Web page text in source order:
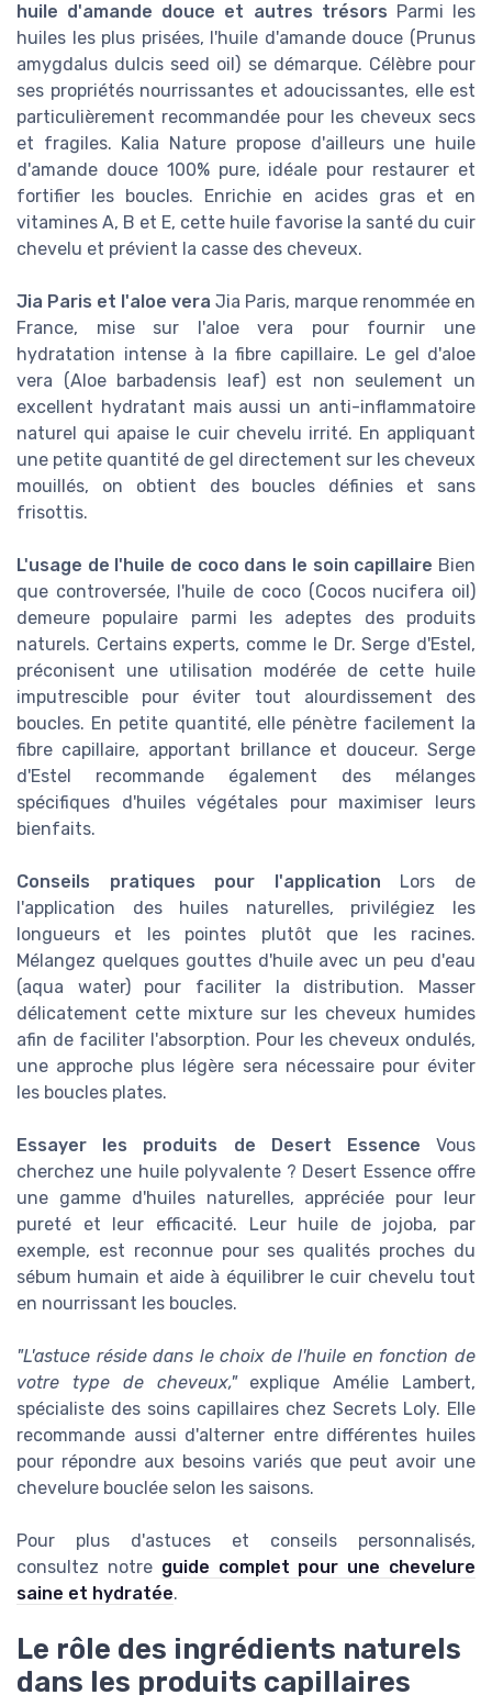
huile d'amande douce et autres trésors Parmi les
huiles les plus prisées, l'huile d'amande douce (Prunus
amygdalus dulcis seed oil) se démarque. Célèbre pour
ses propriétés nourrissantes et adoucissantes, elle est
particulièrement recommandée pour les cheveux secs
et fragiles. Kalia Nature propose d'ailleurs une huile
d'amande douce 100% pure, idéale pour restaurer et
fortifier les boucles. Enrichie en acides gras et en
vitamines A, B et E, cette huile favorise la santé du cuir
chevelu et prévient la casse des cheveux.
Jia Paris et l'aloe vera Jia Paris, marque renommée en
France, mise sur l'aloe vera pour fournir une
hydratation intense à la fibre capillaire. Le gel d'aloe
vera (Aloe barbadensis leaf) est non seulement un
excellent hydratant mais aussi un anti-inflammatoire
naturel qui apaise le cuir chevelu irrité. En appliquant
une petite quantité de gel directement sur les cheveux
mouillés, on obtient des boucles définies et sans
frisottis.
L'usage de l'huile de coco dans le soin capillaire Bien
que controversée, l'huile de coco (Cocos nucifera oil)
demeure populaire parmi les adeptes des produits
naturels. Certains experts, comme le Dr. Serge d'Estel,
préconisent une utilisation modérée de cette huile
imputrescible pour éviter tout alourdissement des
boucles. En petite quantité, elle pénètre facilement la
fibre capillaire, apportant brillance et douceur. Serge
d'Estel recommande également des mélanges
spécifiques d'huiles végétales pour maximiser leurs
bienfaits.
Conseils pratiques pour l'application Lors de
l'application des huiles naturelles, privilégiez les
longueurs et les pointes plutôt que les racines.
Mélangez quelques gouttes d'huile avec un peu d'eau
(aqua water) pour faciliter la distribution. Masser
délicatement cette mixture sur les cheveux humides
afin de faciliter l'absorption. Pour les cheveux ondulés,
une approche plus légère sera nécessaire pour éviter
les boucles plates.
Essayer les produits de Desert Essence Vous
cherchez une huile polyvalente ? Desert Essence offre
une gamme d'huiles naturelles, appréciée pour leur
pureté et leur efficacité. Leur huile de jojoba, par
exemple, est reconnue pour ses qualités proches du
sébum humain et aide à équilibrer le cuir chevelu tout
en nourrissant les boucles.
"L'astuce réside dans le choix de l'huile en fonction de
votre type de cheveux,"explique Amélie Lambert,
spécialiste des soins capillaires chez Secrets Loly. Elle
recommande aussi d'alterner entre différentes huiles
pour répondre aux besoins variés que peut avoir une
chevelure bouclée selon les saisons.
Pour plus d'astuces et conseils personnalisés,
consultez notre guide complet pour une chevelure
saine et hydratée.
Le rôle des ingrédients naturels
dans les produits capillaires